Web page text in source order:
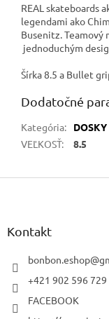
REAL skateboards
legendami ako
Busenitz. Teamový
jednoduchým
Šírka 8.5 a Bullet
Dodatočné
Kategória:
DOSKY
VEĽKOSŤ: 8.5
Z
Kontakt
bonbon.eshop@
+421 902 596 729
FACEBOOK